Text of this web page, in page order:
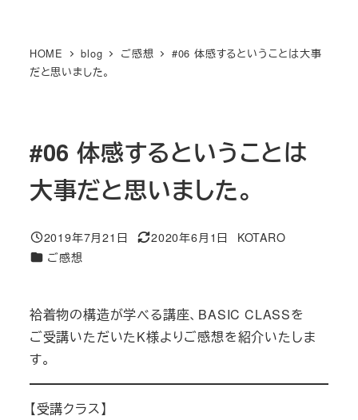
HOME blog ご感想
#06 体感するということは大事
だと思いました。
#06 体感するということは
大事だと思いました。
投稿日
2019年7月21日
更新日
2020年6月1日
著
KOTARO
カテゴリー
ご感想
袷着物の構造が学べる講座、BASIC CLASSを
ご受講いただいたK様よりご感想を紹介いたしま
す。
【受講クラス】